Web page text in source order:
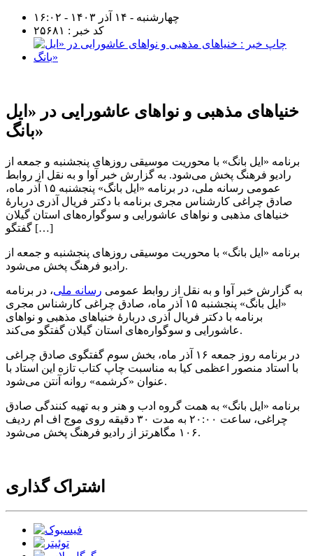
چهارشنبه - ۱۴ آذر ۱۴۰۳ - ۱۶:۰۲
کد خبر : ۲۵۶۸۱
خنیاهای مذهبی و نواهای عاشورایی در «ایل
بانگ»
برنامه «ایل بانگ» با محوریت موسیقی روزهای پنجشنبه و جمعه از
رادیو فرهنگ پخش می‌شود. به گزارش خبر آوا و به نقل از روابط
عمومی رسانه ملی، در برنامه «ایل بانگ» پنجشنبه ۱۵ آذر ماه،
صادق چراغی کارشناس مجری برنامه با دکتر فریال آذری دربارۀ
خنیاهای مذهبی و نواهای عاشورایی و سوگواره‌های استان گیلان
گفتگو […]
برنامه «ایل بانگ» با محوریت موسیقی روزهای پنجشنبه و جمعه از
رادیو فرهنگ پخش می‌شود.
به گزارش خبر آوا و به نقل از روابط عمومی رسانه ملی، در برنامه
«ایل بانگ» پنجشنبه ۱۵ آذر ماه، صادق چراغی کارشناس مجری
برنامه با دکتر فریال آذری دربارۀ خنیاهای مذهبی و نواهای
عاشورایی و سوگواره‌های استان گیلان گفتگو می‌کند.
در برنامه روز جمعه ۱۶ آذر ماه، بخش سوم گفتگوی صادق چراغی
با استاد منصور اعظمی‌ کیا به مناسبت چاپ کتاب تازه این استاد با
عنوان «کرشمه» روانه آنتن می‌شود.
برنامه «ایل بانگ» به همت گروه ادب و هنر و به تهیه کنندگی صادق
چراغی، ساعت ۲۰:۰۰ به مدت ۳۰ دقیقه روی موج اف ام ردیف
۱۰۶ مگاهرتز از رادیو فرهنگ پخش می‌شود.
اشتراک گذاری